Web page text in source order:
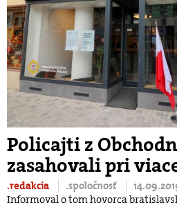
Policajti z
zasahovali pri
.redakcia .spoločnosť
Informoval o tom hovorca